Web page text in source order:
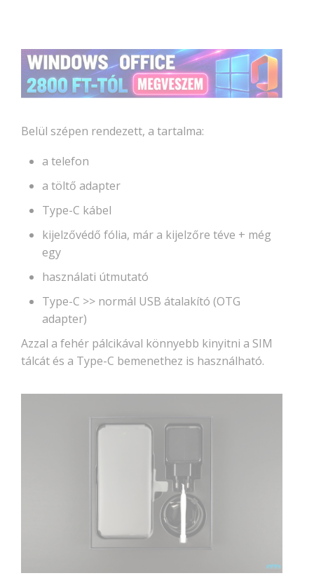
Belül szépen rendezett, a tartalma:
a telefon
a töltő adapter
Type-C kábel
kijelzővédő fólia, már a kijelzőre téve + még
egy
használati útmutató
Type-C >> normál USB átalakító (OTG
adapter)
Azzal a fehér pálcikával könnyebb kinyitni a SIM
tálcát és a Type-C bemenethez is használható.